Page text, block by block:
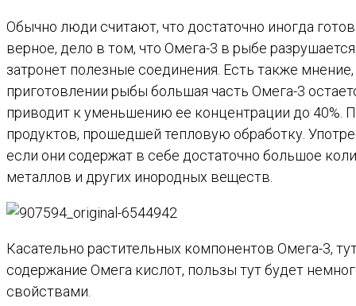
Обычно люди считают, что достаточно иногда
верное, дело в том, что Омега-3 в рыбе
затронет полезные соединения. Есть также
приготовлении рыбы большая часть Омега-3
приводит к уменьшению ее концентрации до 40%.
продуктов, прошедшей тепловую обработку.
если они содержат в себе достаточно большое
металлов и других инородных веществ.
Касательно растительных компонентов Омега-3,
содержание Омега кислот, пользы тут будет
свойствами.